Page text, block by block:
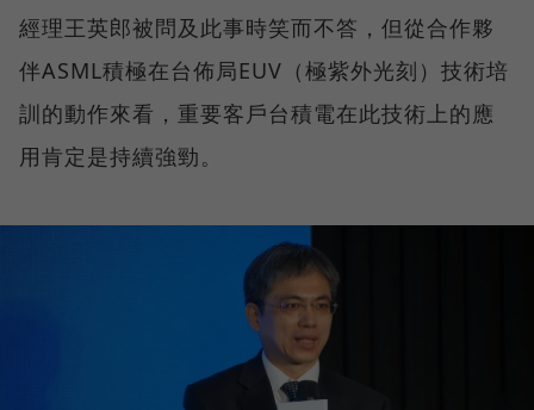
經理王英郎被問及此事時笑而不答，但從合作夥
伴ASML積極在台佈局EUV（極紫外光刻）技術培
訓的動作來看，重要客戶台積電在此技術上的應
用肯定是持續強勁。